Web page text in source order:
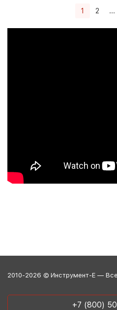
1 2 ...
2010-2026 © Инструмент-Е —
+7 (800)